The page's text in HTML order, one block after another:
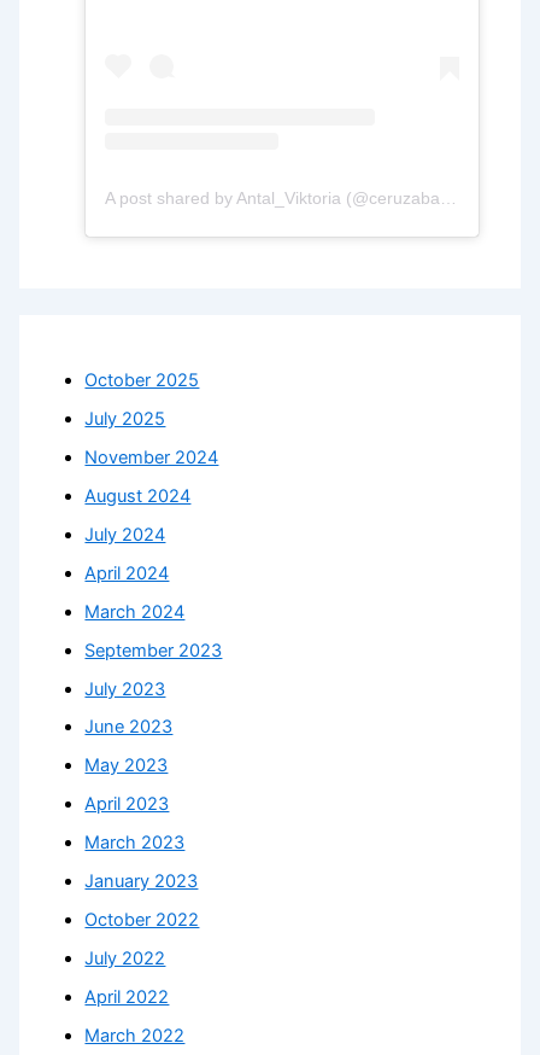
October 2025
July 2025
November 2024
August 2024
July 2024
April 2024
March 2024
September 2023
July 2023
June 2023
May 2023
April 2023
March 2023
January 2023
October 2022
July 2022
April 2022
March 2022